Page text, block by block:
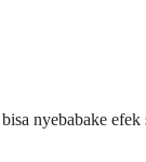
nyebabake